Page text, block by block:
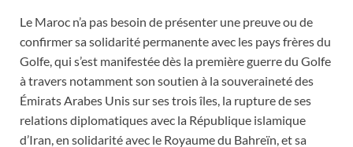
Le Maroc n’a pas besoin de présenter une preuve ou de
confirmer sa solidarité permanente avec les pays frères du
Golfe, qui s’est manifestée dès la première guerre du Golfe
à travers notamment son soutien à la souveraineté des
Émirats Arabes Unis sur ses trois îles, la rupture de ses
relations diplomatiques avec la République islamique
d’Iran, en solidarité avec le Royaume du Bahreïn, et sa